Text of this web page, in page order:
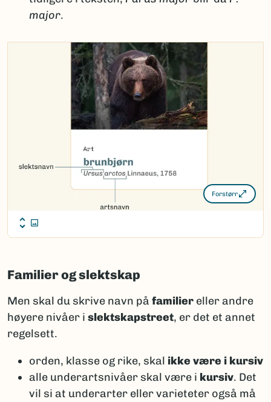
major.
Forstørr
Familier og slektskap
Men skal du skrive navn på familier eller andre
høyere nivåer i slektskapstreet, er det et annet
regelsett.
orden, klasse og rike, skal ikke være i kursiv
alle underartsnivåer skal være i kursiv. Det
vil si at underarter eller varieteter også må